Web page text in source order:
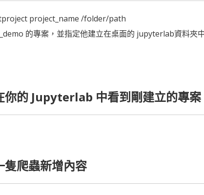
project_name /folder/path
的專案，並指定他建立在桌面的 jupyterlab資料夾
你的 Jupyterlab 中看到剛建立的專案
隻爬蟲新增內容